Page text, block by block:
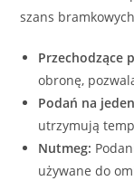
szans
Przechodzące
obronę,
Podań na
utrzymują
Nutmeg:
używane do